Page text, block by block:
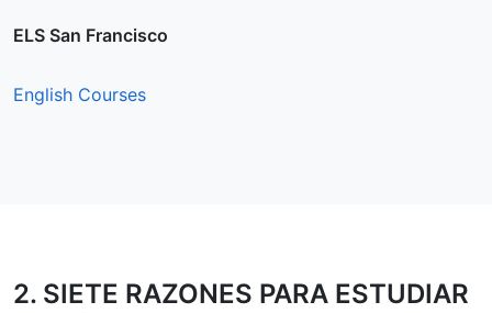
ELS San Francisco
English Courses
2. SIETE RAZONES PARA ESTUDIAR